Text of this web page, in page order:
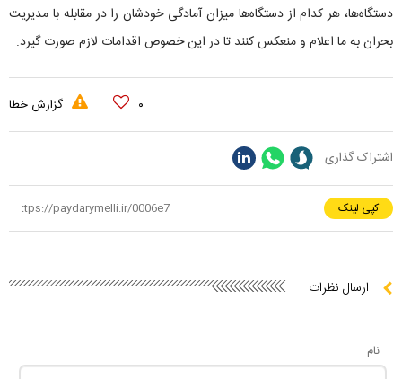
دستگاه‌ها، هر کدام از دستگاه‌ها میزان آمادگی خودشان را در مقابله با مدیریت
بحران به ما اعلام و منعکس کنند تا در این خصوص اقدامات لازم صورت گیرد.
۰ گزارش خطا
اشتراک گذاری
کپی لینک
ارسال نظرات
نام